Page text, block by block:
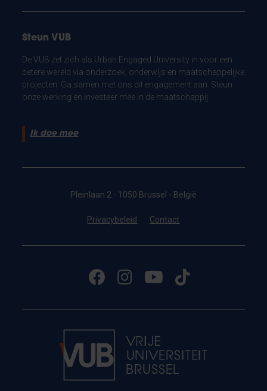
Steun VUB
De VUB zet zich als Urban Engaged University in voor een
betere wereld via onderzoek, onderwijs en maatschappelijke
projecten. Ga samen met ons dit engagement aan. Steun
onze werking en investeer mee in de maatschappij.
Ik doe mee
Pleinlaan 2 - 1050 Brussel - België
Privacybeleid Contact